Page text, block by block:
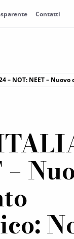
Contatti
– NOT: NEET –